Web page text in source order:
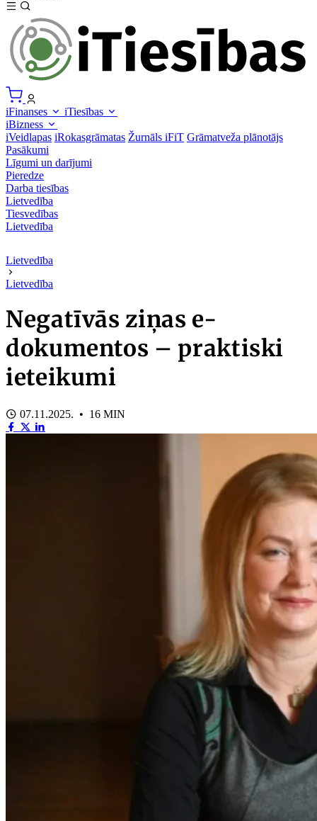
iFinanses
iTiesības
iBizness
iVeidlapas iRokasgrāmatas Žurnāls iFiT Grāmatveža plānotājs
Pasākumi
Līgumi un darījumi
Pieredze
Darba tiesības
Lietvedība
Tiesvedības
Lietvedība
Lietvedība
Lietvedība
Negatīvās ziņas e-
dokumentos – praktiski
ieteikumi
07.11.2025. • 16 MIN